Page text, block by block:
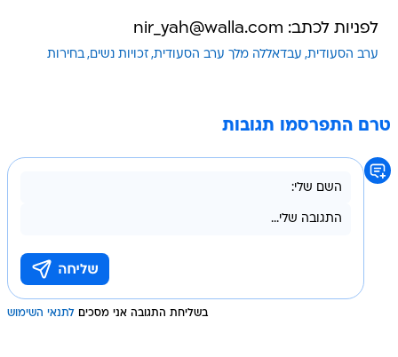
לפניות לכתב: nir_yah@walla.com
ערב הסעודית עבדאללה מלך ערב הסעודית זכויות נשים בחירות
טרם התפרסמו תגובות
בשליחת התגובה אני מסכים לתנאי השימוש